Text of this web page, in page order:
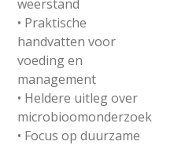
weerstand
• Praktische
handvatten voor
voeding en
management
• Heldere uitleg over
microbioomonderzoek
• Focus op duurzame